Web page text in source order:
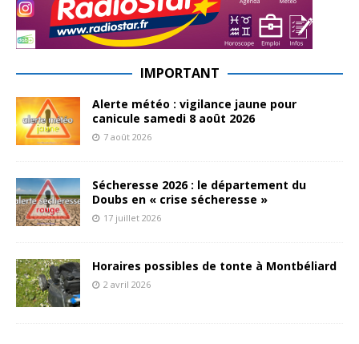
IMPORTANT
Alerte météo : vigilance jaune pour
canicule samedi 8 août 2026
7 août 2026
Sécheresse 2026 : le département du
Doubs en « crise sécheresse »
17 juillet 2026
Horaires possibles de tonte à Montbéliard
2 avril 2026